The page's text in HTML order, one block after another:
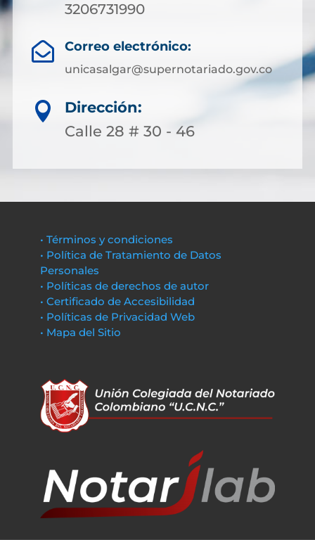
3206731990
 Correo electrónico:
unicasalgar@supernotariado.gov.co

Dirección:
Calle 28 # 30 - 46
• Términos y condiciones
• Política de Tratamiento de Datos
Personales
• Políticas de derechos de autor
• Certificado de Accesibilidad
• Políticas de Privacidad Web
• Mapa del Sitio